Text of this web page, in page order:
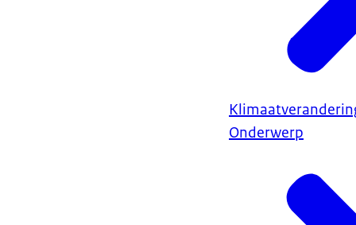
Onderwerp